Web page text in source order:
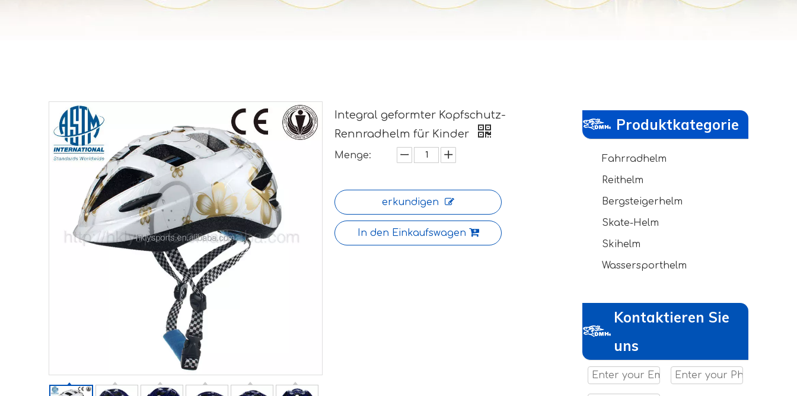
Integral geformter Kopfschutz-
Rennradhelm für Kinder
Menge:
erkundigen
In den Einkaufswagen
Produktkategorie
Fahrradhelm
Reithelm
Bergsteigerhelm
Skate-Helm
Skihelm
Wassersporthelm
Kontaktieren Sie
uns